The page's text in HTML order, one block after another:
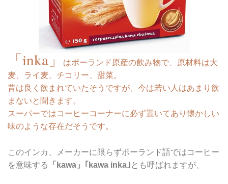
「inka」
はポーランド原産の飲み物で、原材料は大
麦、ライ麦、チコリー、甜菜。
昔は良く飲まれていたそうですが、今は若い人はあまり飲
まないと聞きます。
スーパーではコーヒーコーナーに必ず置いてあり懐かしい
味のような存在だそうです。
このインカ、メーカーに限らずポーランド語ではコーヒー
を意味する
「kawa」｢kawa inka｣ とも呼ばれますが、